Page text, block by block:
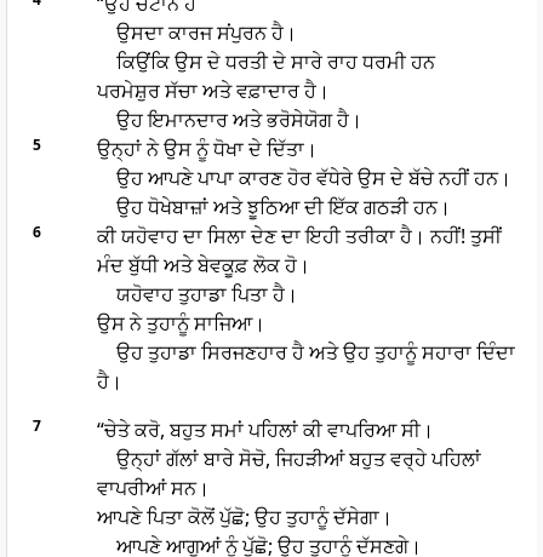
ਉਸਦਾ ਕਾਰਜ ਸਂਪੁਰਨ ਹੈ।
ਕਿਉਂਕਿ ਉਸ ਦੇ ਧਰਤੀ ਦੇ ਸਾਰੇ ਰਾਹ ਧਰਮੀ ਹਨ
ਪਰਮੇਸ਼ੁਰ ਸੱਚਾ ਅਤੇ ਵਫ਼ਾਦਾਰ ਹੈ।
ਉਹ ਇਮਾਨਦਾਰ ਅਤੇ ਭਰੋਸੇਯੋਗ ਹੈ।
5
ਉਨ੍ਹਾਂ ਨੇ ਉਸ ਨੂੰ ਧੋਖਾ ਦੇ ਦਿੱਤਾ।
ਉਹ ਆਪਣੇ ਪਾਪਾ ਕਾਰਣ ਹੋਰ ਵੱਧੇਰੇ ਉਸ ਦੇ ਬੱਚੇ ਨਹੀਂ ਹਨ।
ਉਹ ਧੋਖੇਬਾਜ਼ਾਂ ਅਤੇ ਝੂਠਿਆ ਦੀ ਇੱਕ ਗਠੜੀ ਹਨ।
6
ਕੀ ਯਹੋਵਾਹ ਦਾ ਸਿਲਾ ਦੇਣ ਦਾ ਇਹੀ ਤਰੀਕਾ ਹੈ। ਨਹੀਂ! ਤੁਸੀਂ
ਮੰਦ ਬੁੱਧੀ ਅਤੇ ਬੇਵਕੂਫ਼ ਲੋਕ ਹੋ।
ਯਹੋਵਾਹ ਤੁਹਾਡਾ ਪਿਤਾ ਹੈ।
ਉਸ ਨੇ ਤੁਹਾਨੂੰ ਸਾਜਿਆ।
ਉਹ ਤੁਹਾਡਾ ਸਿਰਜਣਹਾਰ ਹੈ ਅਤੇ ਉਹ ਤੁਹਾਨੂੰ ਸਹਾਰਾ ਦਿੰਦਾ
ਹੈ।
7
“ਚੇਤੇ ਕਰੋ, ਬਹੁਤ ਸਮਾਂ ਪਹਿਲਾਂ ਕੀ ਵਾਪਰਿਆ ਸੀ।
ਉਨ੍ਹਾਂ ਗੱਲਾਂ ਬਾਰੇ ਸੋਚੋ, ਜਿਹੜੀਆਂ ਬਹੁਤ ਵਰ੍ਹੇ ਪਹਿਲਾਂ
ਵਾਪਰੀਆਂ ਸਨ।
ਆਪਣੇ ਪਿਤਾ ਕੋਲੋਂ ਪੁੱਛੋ; ਉਹ ਤੁਹਾਨੂੰ ਦੱਸੇਗਾ।
ਆਪਣੇ ਆਗੂਆਂ ਨੂੰ ਪੁੱਛੋ; ਉਹ ਤੁਹਾਨੂੰ ਦੱਸਣਗੇ।